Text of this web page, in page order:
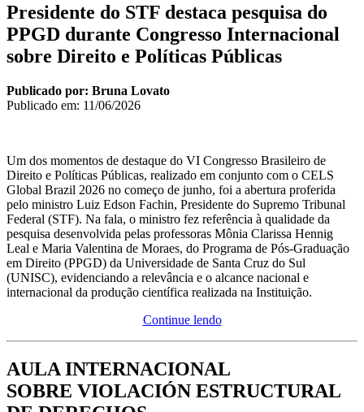
Presidente do STF destaca pesquisa do
PPGD durante Congresso Internacional
sobre Direito e Políticas Públicas
Publicado por: Bruna Lovato
Publicado em: 11/06/2026
Um dos momentos de destaque do VI Congresso Brasileiro de
Direito e Políticas Públicas, realizado em conjunto com o CELS
Global Brazil 2026 no começo de junho, foi a abertura proferida
pelo ministro Luiz Edson Fachin, Presidente do Supremo Tribunal
Federal (STF). Na fala, o ministro fez referência à qualidade da
pesquisa desenvolvida pelas professoras Mônia Clarissa Hennig
Leal e Maria Valentina de Moraes, do Programa de Pós-Graduação
em Direito (PPGD) da Universidade de Santa Cruz do Sul
(UNISC), evidenciando a relevância e o alcance nacional e
internacional da produção científica realizada na Instituição.
Continue lendo
AULA INTERNACIONAL
SOBRE VIOLACIÓN ESTRUCTURAL